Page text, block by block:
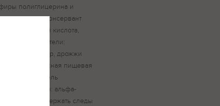
полиглицерина и
соль, сахар, консервант
лимонная кислота,
антиокислители:
сахар, дрожжи
комплексная пищевая
антиокислитель
препараты: альфа-
может содержать следы